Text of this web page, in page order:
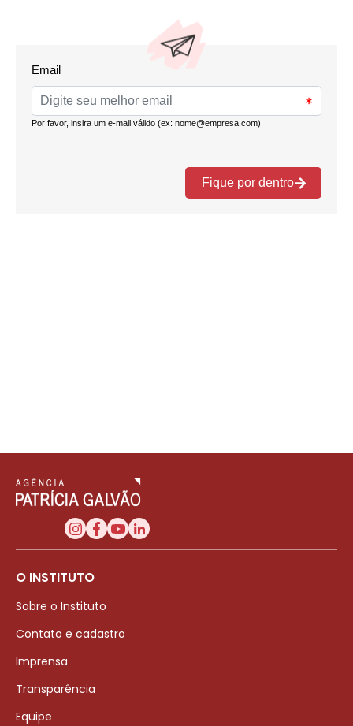
O INSTITUTO
Sobre o Instituto
Contato e cadastro
Imprensa
Transparência
Equipe